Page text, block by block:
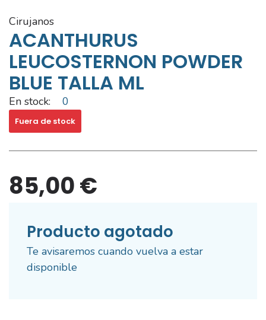
cirujanos
ACANTHURUS
LEUCOSTERNON POWDER
BLUE TALLA ML
En stock: 0
Fuera de stock
85,00 €
Producto agotado
Te avisaremos cuando vuelva a estar
disponible